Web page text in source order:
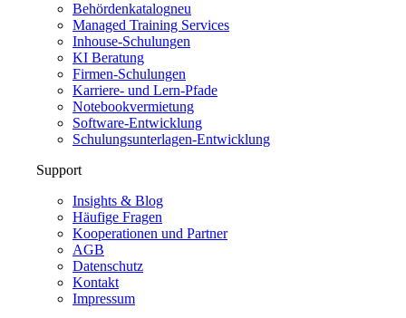
Behördenkatalogneu
Managed Training Services
Inhouse-Schulungen
KI Beratung
Firmen-Schulungen
Karriere- und Lern-Pfade
Notebookvermietung
Software-Entwicklung
Schulungsunterlagen-Entwicklung
Support
Insights & Blog
Häufige Fragen
Kooperationen und Partner
AGB
Datenschutz
Kontakt
Impressum